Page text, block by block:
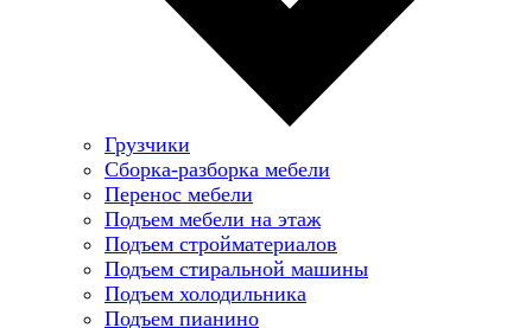
Грузчики
Сборка-разборка мебели
Перенос мебели
Подъем мебели на этаж
Подъем стройматериалов
Подъем стиральной машины
Подъем холодильника
Подъем пианино